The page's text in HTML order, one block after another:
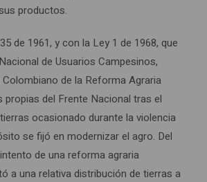
productos.
de 1961, y con la Ley 1 de 1968, que
de Usuarios Campesinos,
de la Reforma Agraria
propias del Frente Nacional tras el
ocasionado durante la violencia
se fijó en modernizar el agro. Del
de una reforma agraria
a una relativa distribución de tierras a